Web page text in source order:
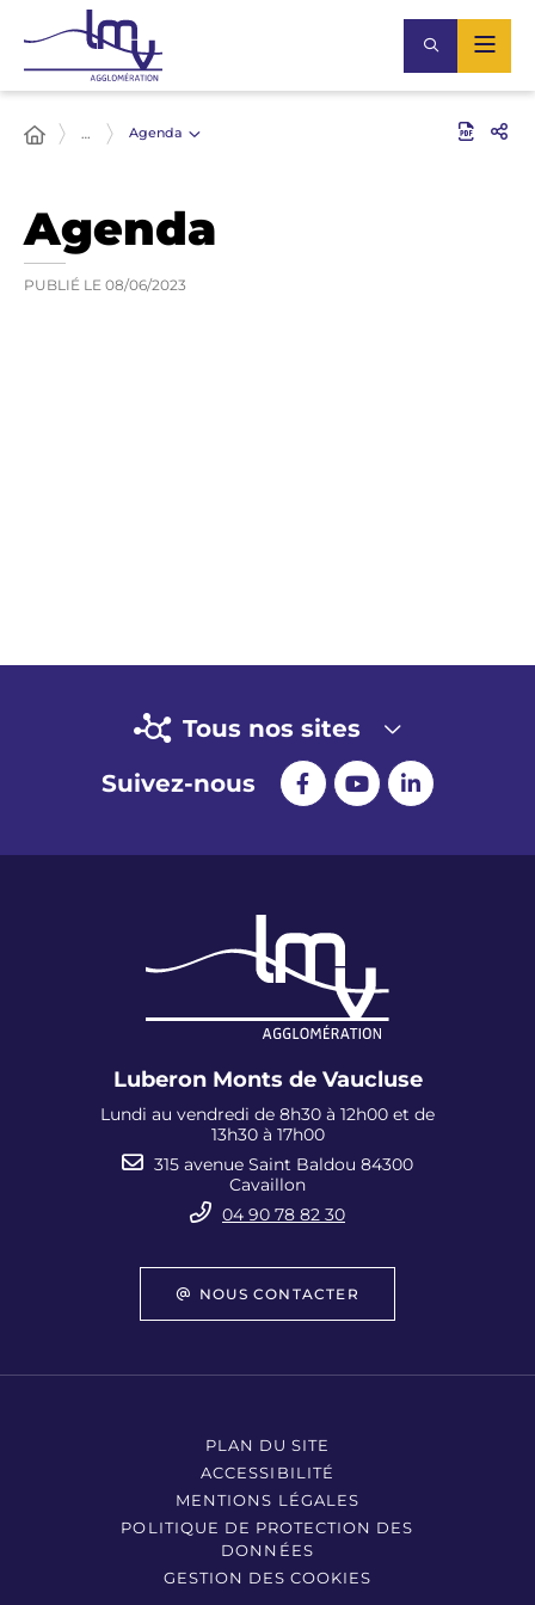
… Agenda
Agenda
PUBLIÉ LE 08/06/2023
Tous nos sites
Suivez-nous
Luberon Monts de Vaucluse
Lundi au vendredi de 8h30 à 12h00 et de
13h30 à 17h00
315 avenue Saint Baldou 84300
Cavaillon
04 90 78 82 30
NOUS CONTACTER
PLAN DU SITE
ACCESSIBILITÉ
MENTIONS LÉGALES
POLITIQUE DE PROTECTION DES
DONNÉES
GESTION DES COOKIES